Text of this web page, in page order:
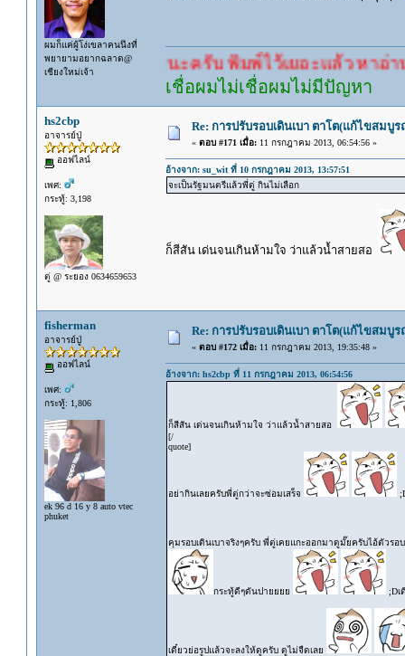
ผมก็แค่ผู้โง่เขลาคนนึงที่
พยายามอยากฉลาด@
เชียงใหม่เจ้า
อคำตอบนะครับ พิมพ์ไว้เยอะแล้ว หาอ่านกันดู
เชื่อผมไม่เชื่อผมไม่มีปัญหา
hs2cbp
อาจารย์ปู่
ออฟไลน์
เพศ:
กระทู้: 3,198
ตู่ @ ระยอง 0634659653
Re: การปรับรอบเดินเบา ตาโต(แก้ไขสมบู
« ตอบ #171 เมื่อ:11 กรกฎาคม 2013, 06:54:56 »
อ้างจาก: su_wit ที่ 10 กรกฎาคม 2013, 13:57:51
จะเป็นรัฐมนตรีแล้วพี่ตู่ กินไม่เลือก
ก็สีสัน เด่นจนเกินห้ามใจ ว่าแล้วน้ำสายสอ
fisherman
อาจารย์ปู่
ออฟไลน์
เพศ:
กระทู้: 1,806
ek 96 d 16 y 8 auto vtec
phuket
Re: การปรับรอบเดินเบา ตาโต(แก้ไขสมบู
« ตอบ #172 เมื่อ:11 กรกฎาคม 2013, 19:35:48 »
อ้างจาก: hs2cbp ที่ 11 กรกฎาคม 2013, 06:54:56
ก็สีสัน เด่นจนเกินห้ามใจ ว่าแล้วน้ำสายสอ
[/
quote]
อย่ากินเลยครับพี่ตู่กว่าจะซ่อมเสร็จ
คุมรอบเดินเบาจริงๆครับ พี่ตู่เคยแกะออกมาดูมั๊ยครับไอ้ตัวร
กระทู้ดีๆดันปายยยย ;D
เดี๋ยวย่อรูปแล้วจะลงให้ดูครับ ดูไม่จืดเลย